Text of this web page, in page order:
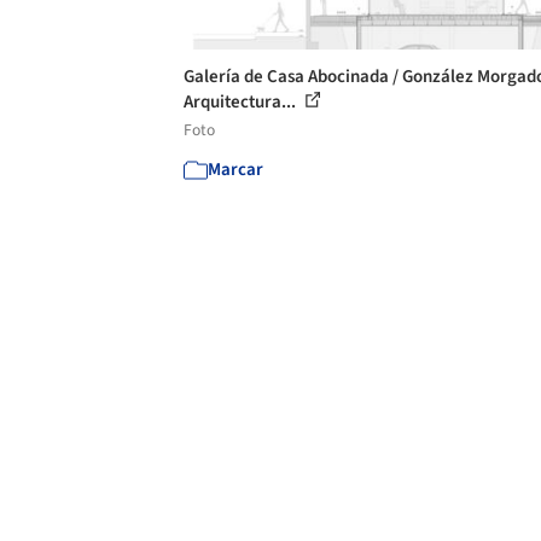
Galería de Casa Abocinada / González
Arquitectura...
Foto
Marcar